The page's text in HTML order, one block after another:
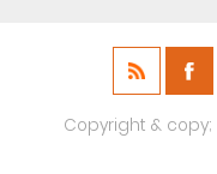
Copyright & copy;